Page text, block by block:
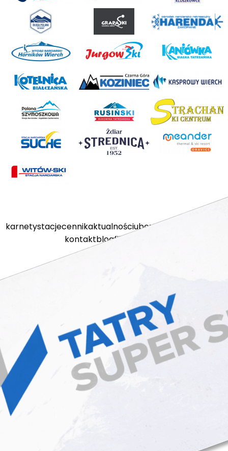
karnetystacjecennikaktualnościubezpieczenia
kontaktblogfilmy